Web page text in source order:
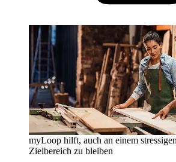
myLoop hilft, auch an einem
Zielbereich zu bleiben